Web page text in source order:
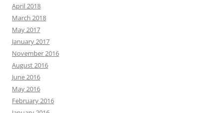
April 2018
March 2018
May 2017
January 2017
November 2016
August 2016
June 2016
May 2016
February 2016